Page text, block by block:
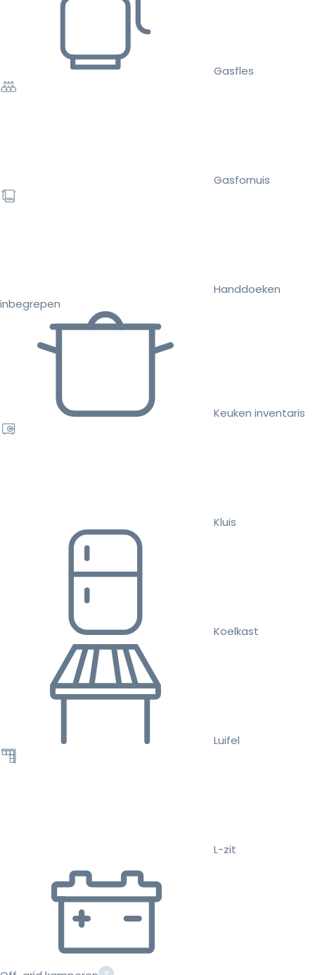
Gasfles
Gasfornuis
Handdoeken
inbegrepen
Keuken inventaris
Kluis
Koelkast
Luifel
L-zit